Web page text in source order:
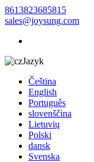
8613823685815
sales@joysung.com
Jazyk
Čeština
English
Português
slovenščina
Lietuvių
Polski
dansk
Svenska